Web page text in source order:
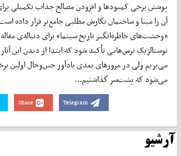
پوشش برخی کمبودها و افزودن مصالح جذاب تکمیلی
آن را مبنا و ساختمان نگارش مطلبی جامع‌تر قرار داده
«وحشت‌های خاطره‌انگیز تاریخ سینما» برای دنباله‌ی مقاله
نوستالژیکِ ترس‌هایی تأکید شود که ابتدا از دیدن این
می‌بریم ولی در مرورهای بعدی یادآور حس‌وحال اولین
می‌شود که پشت‌سر گذاشتیم...
Share Telegram
آرشیو